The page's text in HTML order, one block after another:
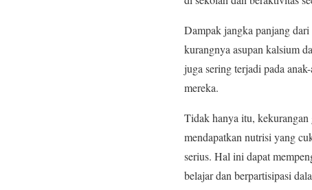
Dampak jangka panjang
kurangnya asupan kalsium
juga sering terjadi pada
mereka.
Tidak hanya itu,
mendapatkan nutrisi yang
serius. Hal ini dapat
belajar dan berpartisipasi